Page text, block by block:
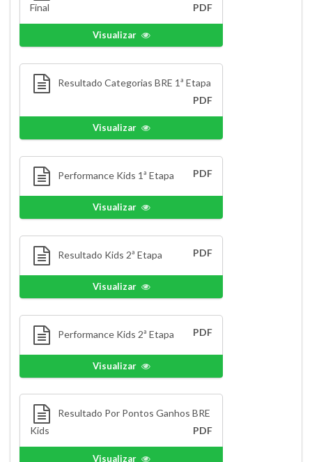
Final
PDF
Visualizar
Resultado Categorias BRE 1ª Etapa
PDF
Visualizar
Performance Kids 1ª Etapa PDF
Visualizar
Resultado Kids 2ª Etapa PDF
Visualizar
Performance Kids 2ª Etapa PDF
Visualizar
Resultado Por Pontos Ganhos BRE
Kids
PDF
Visualizar